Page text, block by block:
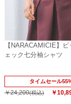
【NARACAMICIE】
ェック七分袖シャツ
タイムセール
￥24,200(税込) ￥